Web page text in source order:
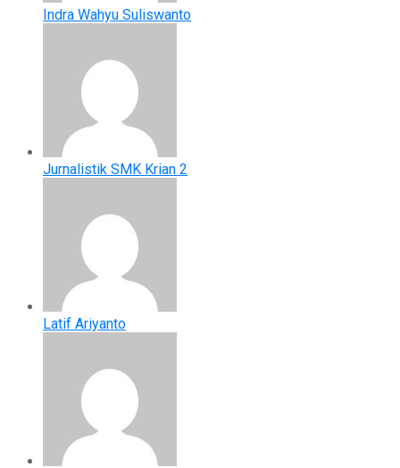
Indra Wahyu Suliswanto
Jurnalistik SMK Krian 2
Latif Ariyanto